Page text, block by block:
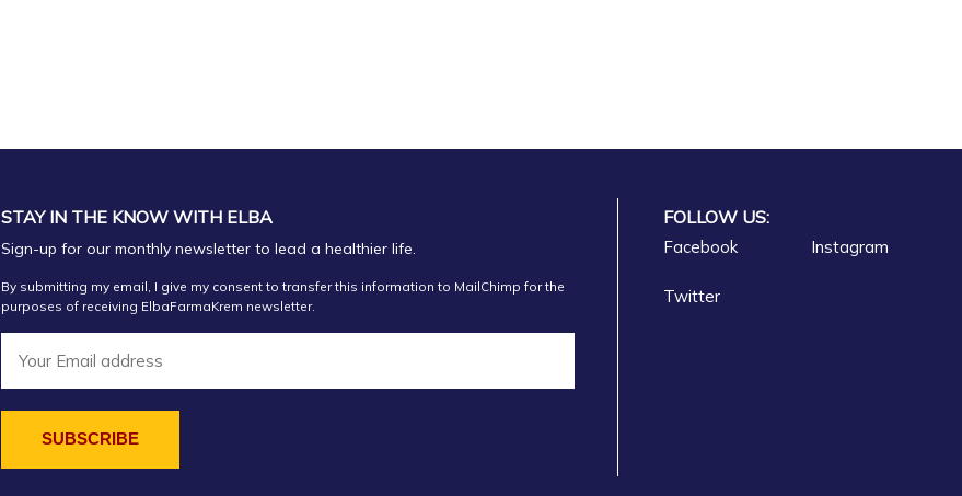
STAY IN THE KNOW WITH ELBA
Sign-up for our monthly newsletter to lead a healthier life.
By submitting my email, I give my consent to transfer this information to MailChimp for the
purposes of receiving ElbaFarmaKrem newsletter.
FOLLOW US:
Facebook Instagram
Twitter